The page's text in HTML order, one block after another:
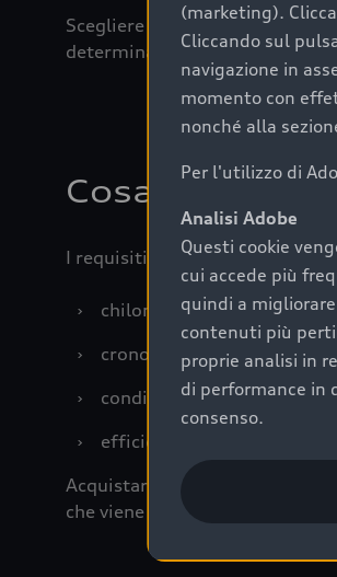
Scegliere un’auto usata è una
determinanti come la
Cosa sapere
I requisiti fondamentali da
›
chilometraggio: un valore
›
cronologia dei tagliandi:
›
condizioni della
›
efficienza meccanica:
Acquistare un’auto usata in
che viene sottoposto a 110
(marketing).
Cliccando sul
navigazione in
momento con
nonché alla
Per l'utilizzo di
Analisi Adobe
Questi cookie
cui accede più
quindi a
contenuti più
proprie analisi in
di performance in
consenso.